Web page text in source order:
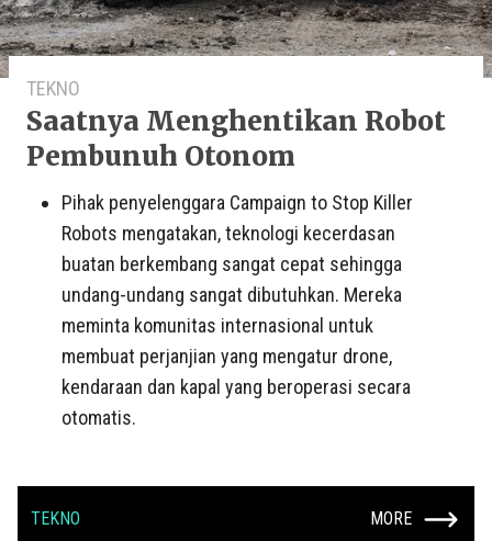
TEKNO
Saatnya Menghentikan Robot
Pembunuh Otonom
Pihak penyelenggara Campaign to Stop Killer
Robots mengatakan, teknologi kecerdasan
buatan berkembang sangat cepat sehingga
undang-undang sangat dibutuhkan. Mereka
meminta komunitas internasional untuk
membuat perjanjian yang mengatur drone,
kendaraan dan kapal yang beroperasi secara
otomatis.
TEKNO MORE